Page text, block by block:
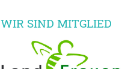
WIR SIND MITGLIED